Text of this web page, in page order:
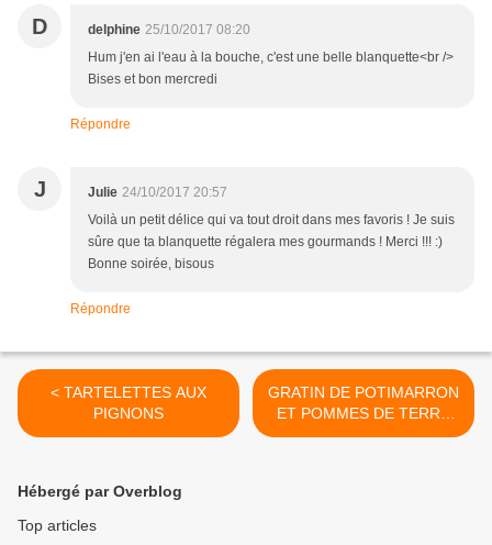
D delphine 25/10/2017 08:20
Hum j'en ai l'eau à la bouche, c'est une belle blanquette<br />
Bises et bon mercredi
Répondre
J Julie 24/10/2017 20:57
Voilà un petit délice qui va tout droit dans mes favoris ! Je suis
sûre que ta blanquette régalera mes gourmands ! Merci !!! :)
Bonne soirée, bisous
Répondre
< TARTELETTES AUX
PIGNONS
GRATIN DE POTIMARRON
ET POMMES DE TERRE
AU COMTE >
Hébergé par Overblog
Top articles